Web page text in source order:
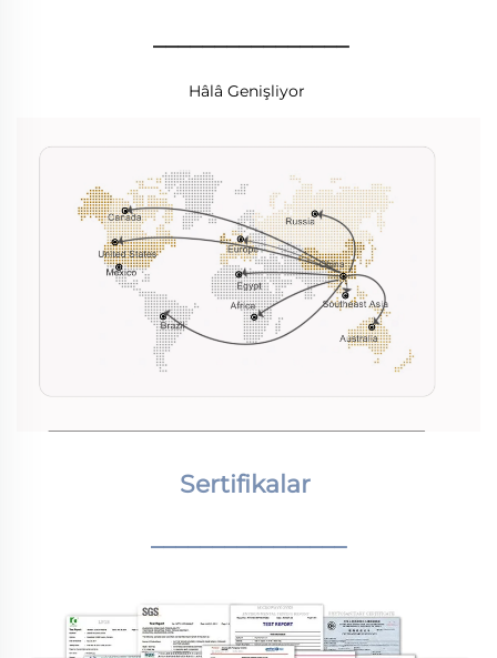
________________
Hâlâ Genişliyor
Sertifikalar
________________